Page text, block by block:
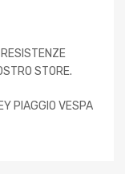
STORE.
PIAGGIO VESPA